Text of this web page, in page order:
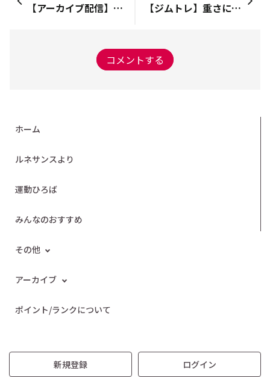
【アーカイブ配信】ランニングマスターによるランニングアドバイスセミナー presented by RENAISSANCEColors
【ジムトレ】重さにトライ！背中の筋トレ「ローイング」〜プレートローディングマシンの紹介
コメントする
ホーム
ルネサンスより
運動ひろば
みんなのおすすめ
その他
アーカイブ
ポイント/ランクについて
新規登録 ログイン